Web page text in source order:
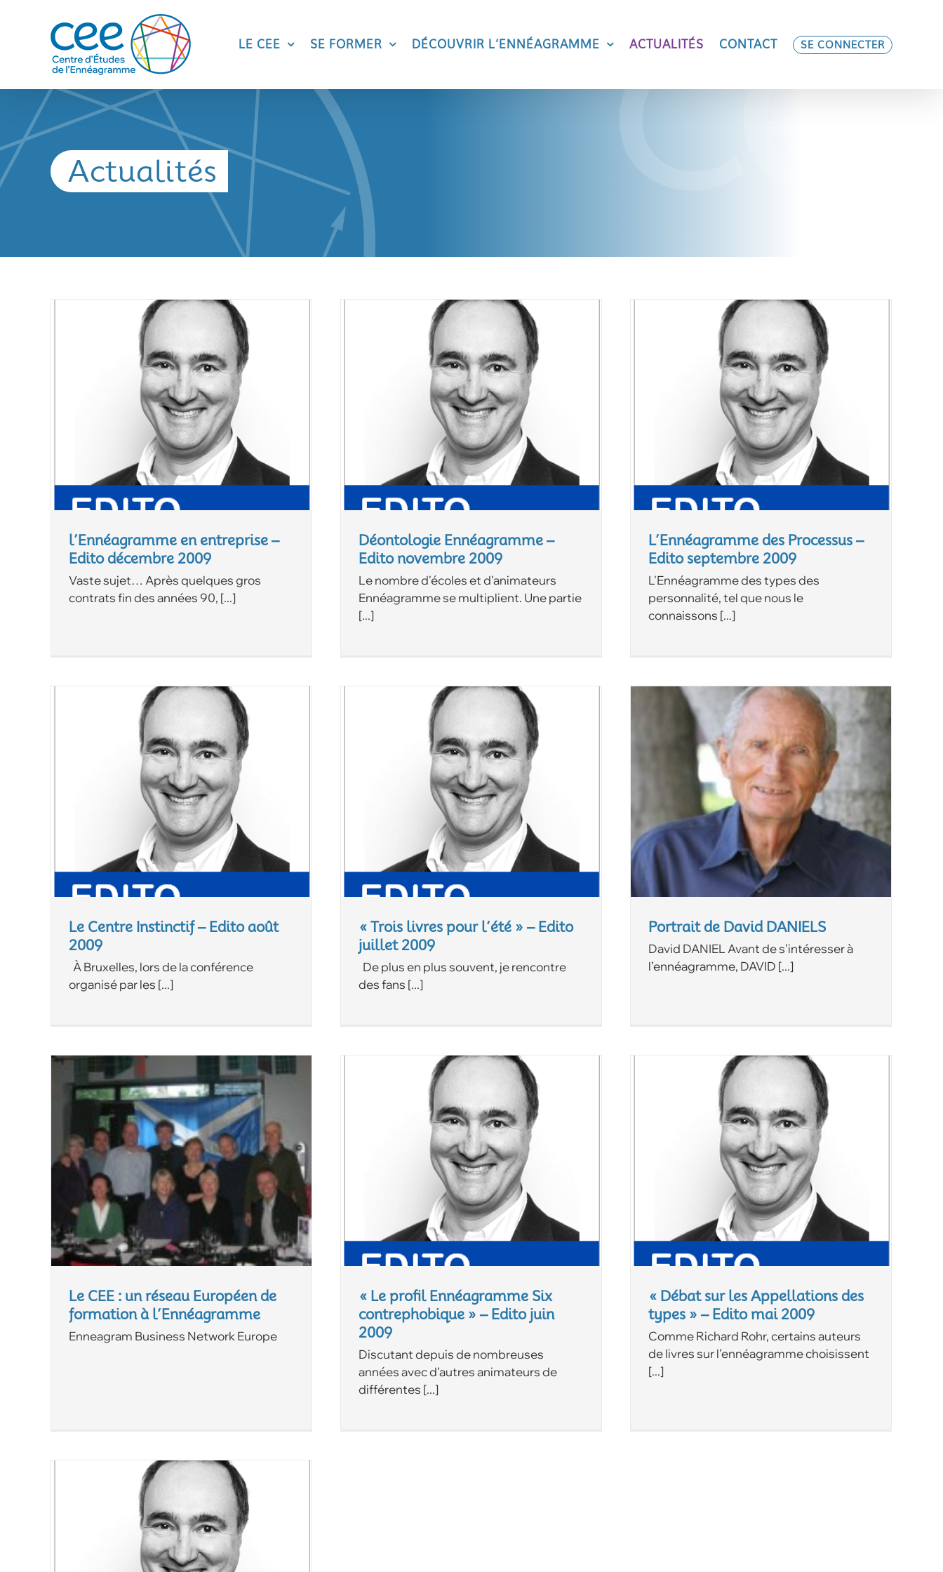
LE CEE SE FORMER DÉCOUVRIR L’ENNÉAGRAMME ACTUALITÉS CONTACT SE CONNECTER
Actualités
l’Ennéagramme en entreprise –
Edito décembre 2009
Vaste sujet… Après quelques gros
contrats fin des années 90, [...]
Déontologie Ennéagramme –
Edito novembre 2009
Le nombre d'écoles et d'animateurs
Ennéagramme se multiplient. Une partie
[...]
L’Ennéagramme des Processus –
Edito septembre 2009
L'Ennéagramme des types des
personnalité, tel que nous le
connaissons [...]
Le Centre Instinctif – Edito août
2009
À Bruxelles, lors de la conférence
organisé par les [...]
« Trois livres pour l’été » – Edito
juillet 2009
De plus en plus souvent, je rencontre
des fans [...]
Portrait de David DANIELS
David DANIEL Avant de s’intéresser à
l’ennéagramme, DAVID [...]
Le CEE : un réseau Européen de
formation à l’Ennéagramme
Enneagram Business Network Europe
« Le profil Ennéagramme Six
contrephobique » – Edito juin
2009
Discutant depuis de nombreuses
années avec d’autres animateurs de
différentes [...]
« Débat sur les Appellations des
types » – Edito mai 2009
Comme Richard Rohr, certains auteurs
de livres sur l’ennéagramme choisissent
[...]